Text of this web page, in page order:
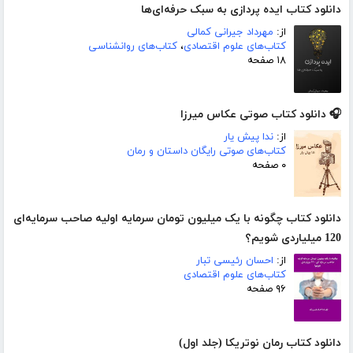
دانلود کتاب ایده پردازی به سبک حرفه‌ای‌ها
از: مهرداد جیرانی کمالی
کتاب‌های علوم اقتصادی، کتاب‌های روانشناسی
۱۸ صفحه
🎧 دانلود کتاب صوتی عکاس میرزا
از: ندا پیش یار
کتاب‌های صوتی رایگان داستان و رمان
۰ صفحه
دانلود کتاب چگونه با یک میلیون تومان سرمایه اولیه صاحب سرمایه‌ای
120 میلیاردی شویم؟
از: احسان رئیسی تبار
کتاب‌های علوم اقتصادی
۹۶ صفحه
دانلود کتاب رمان نوتریکا (جلد اول)